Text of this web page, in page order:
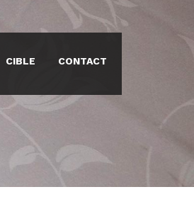
CIBLE CONTACT